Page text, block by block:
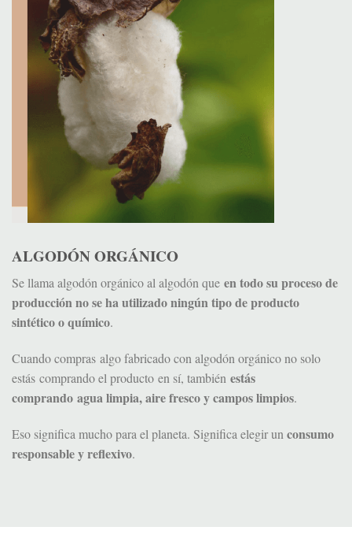
ALGODÓN ORGÁNICO
Se llama algodón orgánico al algodón que en todo su proceso de
producción no se ha utilizado ningún tipo de producto
sintético o químico.
Cuando compras algo fabricado con algodón orgánico no solo
estás comprando el producto en sí, también estás
comprando agua limpia, aire fresco y campos limpios.
Eso significa mucho para el planeta. Significa elegir un consumo
responsable y reflexivo.